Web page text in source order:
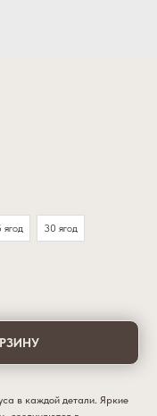
ягод 30 ягод
в каждой детали. Яркие